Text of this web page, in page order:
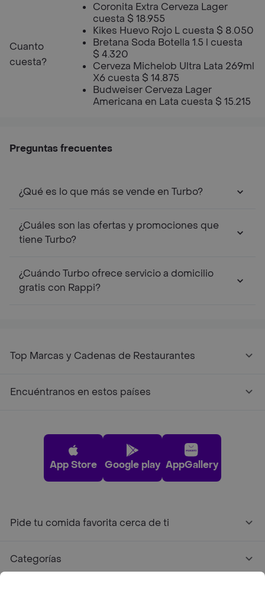
Cuanto
cuesta?
Coronita Extra Cerveza Lager
cuesta $ 18.955
Kikes Huevo Rojo L cuesta $ 8.050
Bretana Soda Botella 1.5 l cuesta
$ 4.320
Cerveza Michelob Ultra Lata 269ml
X6 cuesta $ 14.875
Budweiser Cerveza Lager
Americana en Lata cuesta $ 15.215
Preguntas frecuentes
¿Qué es lo que más se vende en Turbo?
¿Cuáles son las ofertas y promociones que
tiene Turbo?
¿Cuándo Turbo ofrece servicio a domicilio
gratis con Rappi?
Top Marcas y Cadenas de Restaurantes
Encuéntranos en estos países
App Store Google play AppGallery
Pide tu comida favorita cerca de ti
Categorías